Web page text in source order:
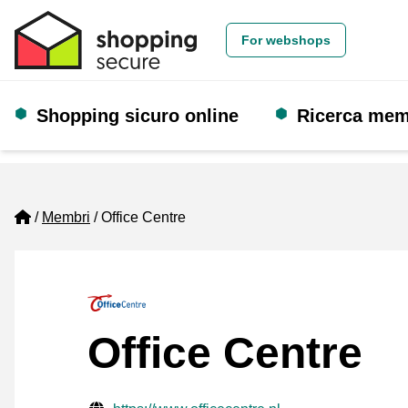
For webshops
Shopping sicuro online Ricerca
Home
Membri Office Centre
Office Centre